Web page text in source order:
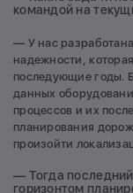
командой на
— У нас
надежности,
последующие годы.
данных
процессов и их
планирования
произойти
— Тогда
горизонтом